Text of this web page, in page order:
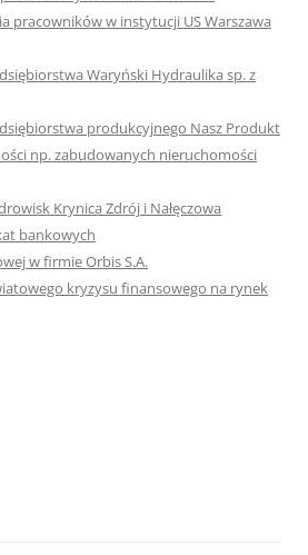
pracowników w instytucji US Warszawa
Waryński Hydraulika sp. z
produkcyjnego Nasz Produkt
np. zabudowanych nieruchomości
Krynica Zdrój i Nałęczowa
bankowych
w firmie Orbis S.A.
kryzysu finansowego na rynek